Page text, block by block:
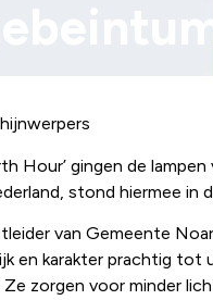
Hour’ gingen de
stond hiermee in
van Gemeente
en karakter prachtig tot
zorgen voor minder